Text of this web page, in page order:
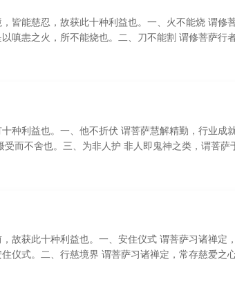
皆能慈忍，故获此十种利益也。一、火不能烧 谓修
恚之火，所不能烧也。二、刀不能割 谓修菩萨行
种利益也。一、他不折伏 谓菩萨慧解精勤，行业成
而不舍也。三、为非人护 非人即鬼神之类，谓菩萨
故获此十种利益也。一、安住仪式 谓菩萨习诸禅定
式。二、行慈境界 谓菩萨习诸禅定，常存慈爱之